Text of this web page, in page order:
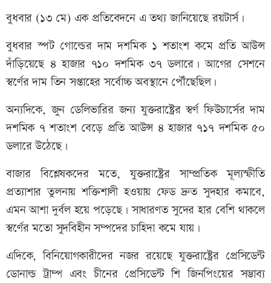
বুধবার (১৩ মে) এক প্রতিবেদনে এ তথ্য জানিয়েছে রয়টার্স।
বুধবার স্পট গোল্ডের দাম দশমিক ১ শতাংশ কমে প্রতি আউন্স
দাঁড়িয়েছে ৪ হাজার ৭১০ দশমিক ৩৭ ডলারে। আগের সেশনে
স্বর্ণের দাম তিন সপ্তাহের সর্বোচ্চ অবস্থানে পৌঁছেছিল।
অন্যদিকে, জুন ডেলিভারির জন্য যুক্তরাষ্ট্রের স্বর্ণ ফিউচার্সের দাম
দশমিক ৭ শতাংশ বেড়ে প্রতি আউন্স ৪ হাজার ৭১৭ দশমিক ৫০
ডলারে উঠেছে।
বাজার বিশ্লেষকদের মতে, যুক্তরাষ্ট্রের সাম্প্রতিক মূল্যস্ফীতি
প্রত্যাশার তুলনায় শক্তিশালী হওয়ায় ফেড দ্রুত সুদহার কমাবে,
এমন আশা দুর্বল হয়ে পড়েছে। সাধারণত সুদের হার বেশি থাকলে
স্বর্ণের মতো সুদবিহীন সম্পদের চাহিদা কমে যায়।
এদিকে, বিনিয়োগকারীদের নজর রয়েছে যুক্তরাষ্ট্রের প্রেসিডেন্ট
ডোনাল্ড ট্রাম্প এবং চীনের প্রেসিডেন্ট শি জিনপিংয়ের সম্ভাব্য